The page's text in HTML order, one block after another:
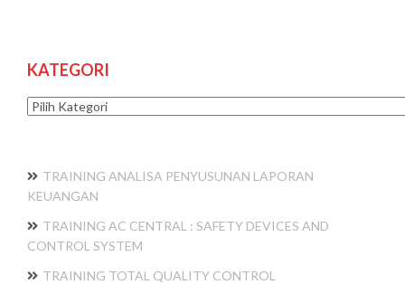
KATEGORI
Kategori
TRAINING ANALISA PENYUSUNAN LAPORAN
KEUANGAN
TRAINING AC CENTRAL : SAFETY DEVICES AND
CONTROL SYSTEM
TRAINING TOTAL QUALITY CONTROL